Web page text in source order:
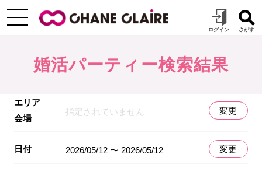
婚活パーティー検索結果
エリア
会場
指定されていません 変更
日付 2026/05/12 〜 2026/05/12 変更